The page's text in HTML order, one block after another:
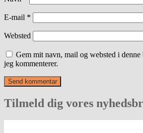
E-mail *
Websted
Gem mit navn, mail og websted i
jeg kommenterer.
Tilmeld dig vores